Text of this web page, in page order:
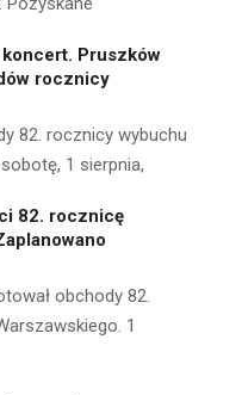
Pruszków
rocznicy
82. rocznicy wybuchu
1 sierpnia,
82. rocznicę
obchody 82.
1